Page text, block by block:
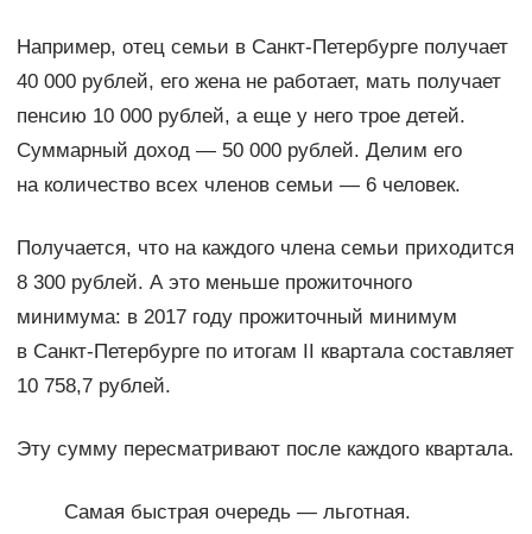
Например, отец семьи в Санкт-Петербурге получает
40 000 рублей, его жена не работает, мать получает
пенсию 10 000 рублей, а еще у него трое детей.
Суммарный доход — 50 000 рублей. Делим его
на количество всех членов семьи — 6 человек.
Получается, что на каждого члена семьи приходится
8 300 рублей. А это меньше прожиточного
минимума: в 2017 году прожиточный минимум
в Санкт-Петербурге по итогам II квартала составляет
10 758,7 рублей.
Эту сумму пересматривают после каждого квартала.
Самая быстрая очередь — льготная.